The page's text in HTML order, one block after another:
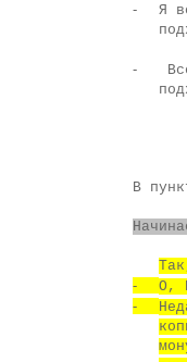
-
Я
-
В
-
О,
-